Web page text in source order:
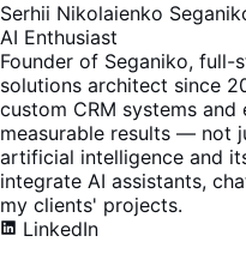
Serhii Nikolaienko
AI Enthusiast
Founder of Seganiko,
solutions architect since
custom CRM systems
measurable results — not
artificial intelligence and
integrate AI assistants,
my clients' projects.
LinkedIn